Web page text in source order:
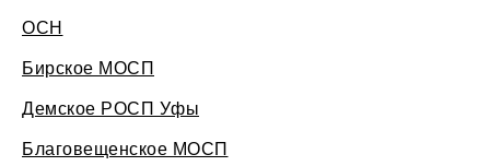
ОСН
Бирское МОСП
Демское РОСП Уфы
Благовещенское МОСП